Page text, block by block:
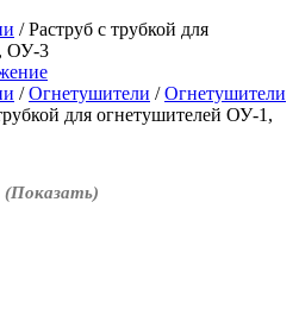
/Раструб с трубкой для
ОУ-3
/Огнетушители /Огнетушители
для огнетушителей ОУ-1,
(Показать)